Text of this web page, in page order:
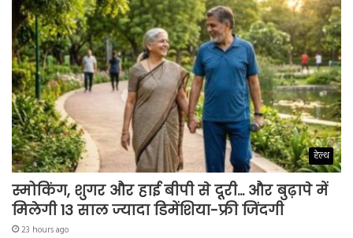
हेल्थ
स्मोकिंग, शुगर और हाई बीपी से दूरी… और बुढ़ापे में
मिलेगी 13 साल ज्यादा डिमेंशिया-फ्री जिंदगी
23 hours ago